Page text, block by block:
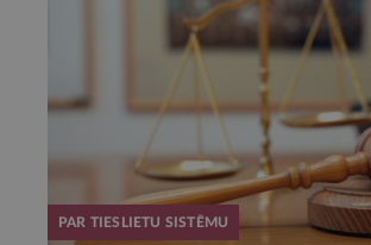
PAR TIESLIETU SISTĒMU